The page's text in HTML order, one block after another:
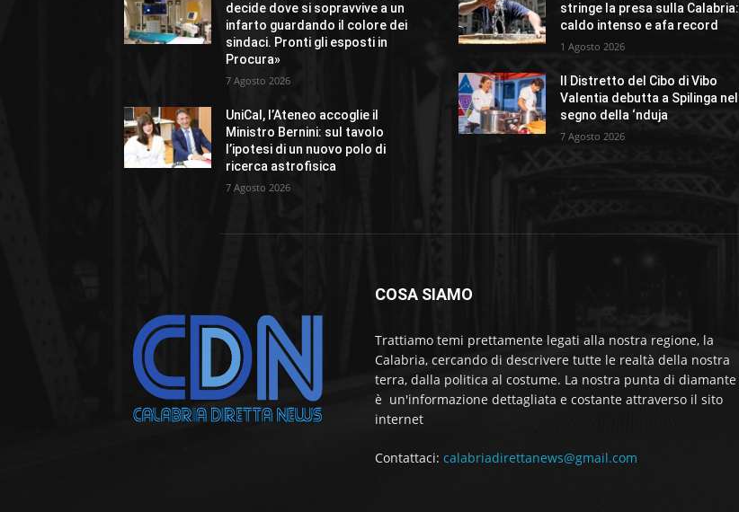
decide dove si sopravvive a un
infarto guardando il colore dei
sindaci. Pronti gli esposti in
Procura»
7 Agosto 2026
UniCal, l’Ateneo accoglie il
Ministro Bernini: sul tavolo
l’ipotesi di un nuovo polo di
ricerca astrofisica
7 Agosto 2026
stringe la presa sulla Calabria:
caldo intenso e afa record
1 Agosto 2026
Il Distretto del Cibo di Vibo
Valentia debutta a Spilinga nel
segno della ‘nduja
7 Agosto 2026
COSA SIAMO
Trattiamo temi prettamente legati alla nostra regione, la
Calabria, cercando di descrivere tutte le realtà della nostra
terra, dalla politica al costume. La nostra punta di diamante
è un'informazione dettagliata e costante attraverso il sito
internet
Contattaci: calabriadirettanews@gmail.com